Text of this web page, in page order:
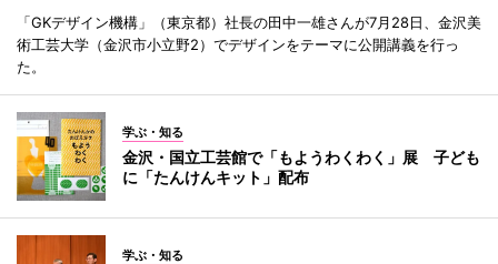
「GKデザイン機構」（東京都）社長の田中一雄さんが7月28日、金沢美
術工芸大学（金沢市小立野2）でデザインをテーマに公開講義を行っ
た。
学ぶ・知る
金沢・国立工芸館で「もようわくわく」展 子ども
に「たんけんキット」配布
学ぶ・知る